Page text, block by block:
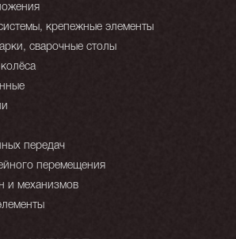
крепежные элементы
сварочные столы
передач
перемещения
и механизмов